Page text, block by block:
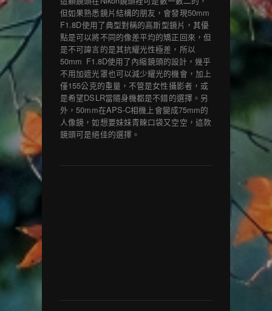
但如果熟悉鏡片結構的朋友，會發現50mm
F1.8D使用了典型對稱的高斯型鏡片，其優
點是可以將不同的像差平均的矯正回來，但
是不可諱言的是其抗耀光性極差，所以
50mm F1.8D使用了內縮鏡頭的設計，幾乎
不用加遮光罩也可以減少耀光的機會，加上
僅155公克的重量，不管是女性攝影者，或
是希望DSLR當隨身機都是不錯的選擇。另
外，50mm在APS-C相機上會變成75mm的
人像鏡，如想要妹妹青睞口袋又空空，這款
鏡頭可是絕佳的選擇。